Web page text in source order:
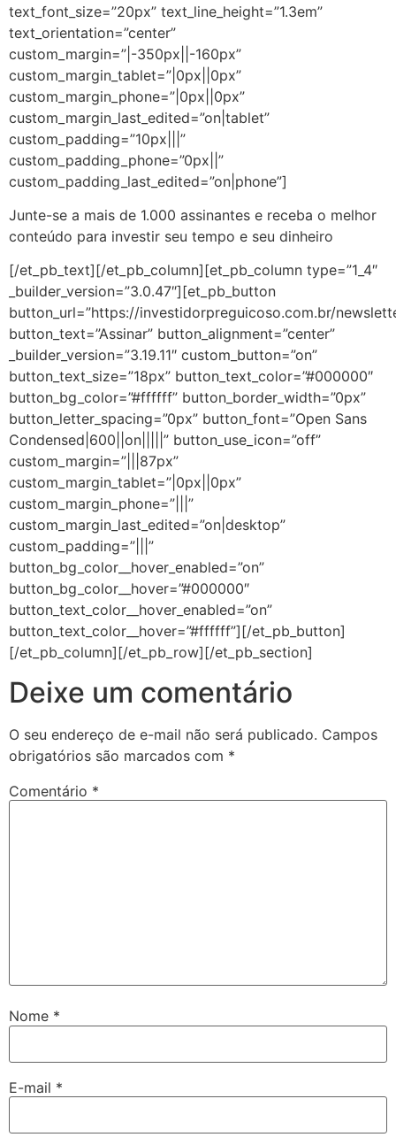
text_font_size=”20px” text_line_height=”1.3em”
text_orientation=”center”
custom_margin=”|-350px||-160px”
custom_margin_tablet=”|0px||0px”
custom_margin_phone=”|0px||0px”
custom_margin_last_edited=”on|tablet”
custom_padding=”10px|||”
custom_padding_phone=”0px||”
custom_padding_last_edited=”on|phone”]
Junte-se a mais de 1.000 assinantes e receba o melhor
conteúdo para investir seu tempo e seu dinheiro
[/et_pb_text][/et_pb_column][et_pb_column type=”1_4″
_builder_version=”3.0.47″][et_pb_button
button_url=”https://investidorpreguicoso.com.br/
button_text=”Assinar” button_alignment=”center”
_builder_version=”3.19.11″ custom_button=”on”
button_text_size=”18px” button_text_color=”#000000″
button_bg_color=”#ffffff” button_border_width=”0px”
button_letter_spacing=”0px” button_font=”Open Sans
Condensed|600||on|||||” button_use_icon=”off”
custom_margin=”|||87px”
custom_margin_tablet=”|0px||0px”
custom_margin_phone=”|||”
custom_margin_last_edited=”on|desktop”
custom_padding=”|||”
button_bg_color__hover_enabled=”on”
button_bg_color__hover=”#000000″
button_text_color__hover_enabled=”on”
button_text_color__hover=”#ffffff”][/et_pb_button]
[/et_pb_column][/et_pb_row][/et_pb_section]
Deixe um comentário
O seu endereço de e-mail não será publicado. Campos
obrigatórios são marcados com *
Comentário *
Nome *
E-mail *